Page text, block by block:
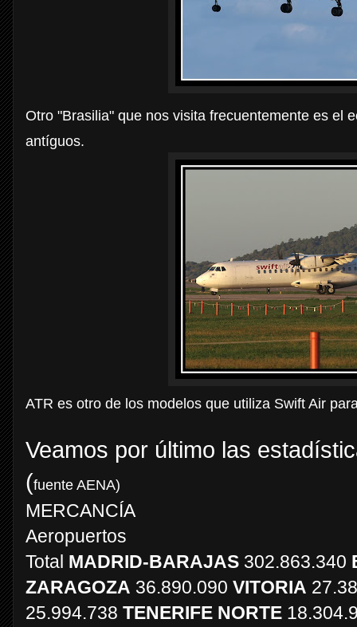
Otro "Brasilia" que nos visita frecuentemente es el
antíguos.
ATR es otro de los modelos que utiliza Swift Air
Veamos por último las
(fuente AENA)
MERCANCÍA
Aeropuertos
Total MADRID-BARAJAS 302.863.340
ZARAGOZA 36.890.090 VITORIA
25.994.738 TENERIFE NORTE